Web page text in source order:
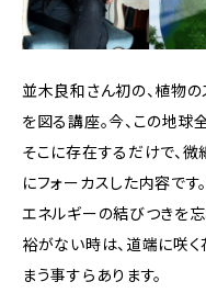
並木良和さん初の、植物の
を図る講座。今、この地球
そこに存在するだけで、
にフォーカスした内容で
エネルギーの結びつきを
裕がない時は、道端に咲
まう事すらあります。